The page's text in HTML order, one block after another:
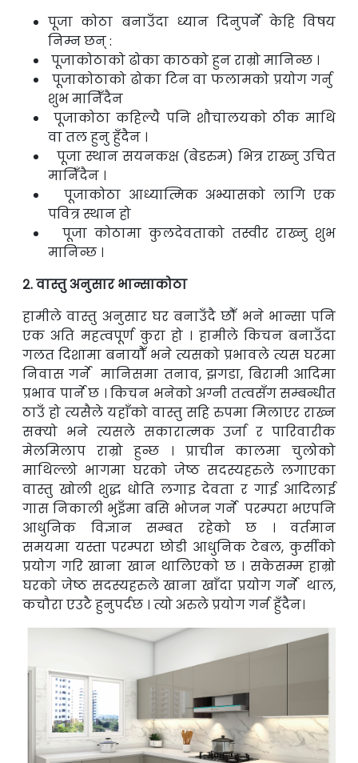
पूजा कोठा बनाउँदा ध्यान दिनुपर्ने केहि विषय
निम्न छन् :
पूजाकोठाको ढोका काठको हुन राम्रो मानिन्छ ।
पूजाकोठाको ढोका टिन वा फलामको प्रयोग गर्नु
शुभ मानिँदैन
पूजाकोठा कहिल्यै पनि शौचालयको ठीक माथि
वा तल हुनु हुँदैन ।
पूजा स्थान सयनकक्ष (बेडरुम) भित्र राख्नु उचित
मानिँदैन ।
पूजाकोठा आध्यात्मिक अभ्यासको लागि एक
पवित्र स्थान हो
पूजा कोठामा कुलदेवताको तस्वीर राख्नु शुभ
मानिन्छ ।
२. वास्तु अनुसार भान्साकोठा
हामीले वास्तु अनुसार घर बनाउँदै छौँ भने भान्सा पनि
एक अति महत्वपूर्ण कुरा हो । हामीले किचन बनाउँदा
गलत दिशामा बनायौँ भने त्यसको प्रभावले त्यस घरमा
निवास गर्ने मानिसमा तनाव, झगडा, बिरामी आदिमा
प्रभाव पार्ने छ । किचन भनेको अग्नी तत्वसँग सम्बन्धीत
ठाउँ हो त्यसैले यहाँको वास्तु सहि रुपमा मिलाएर राख्न
सक्यो भने त्यसले सकारात्मक उर्जा र पारिवारीक
मेलमिलाप राम्रो हुन्छ । प्राचीन कालमा चुलोको
माथिल्लो भागमा घरको जेष्ठ सदस्यहरुले लगाएका
वास्तु खोली शुद्ध धोति लगाइ देवता र गाई आदिलाई
गास निकाली भुइँमा बसि भोजन गर्ने परम्परा भएपनि
आधुनिक विज्ञान सम्बत रहेको छ । वर्तमान
समयमा यस्ता परम्परा छोडी आधुनिक टेबल, कुर्सीको
प्रयोग गरि खाना खान थालिएको छ । सकेसम्म हाम्रो
घरको जेष्ठ सदस्यहरुले खाना खाँदा प्रयोग गर्ने थाल,
कचौरा एउटै हुनुपर्दछ । त्यो अरुले प्रयोग गर्नहुँदैन।